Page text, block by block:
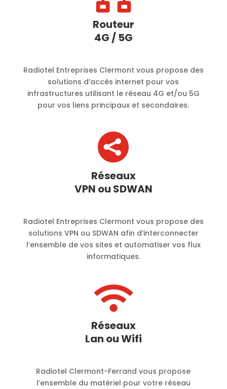
Routeur
4G / 5G
Radiotel Entreprises Clermont vous propose des
solutions d’accès internet pour vos
infrastructures utilisant le réseau 4G et/ou 5G
pour vos liens principaux et secondaires.

Réseaux
VPN ou SDWAN
Radiotel Entreprises Clermont vous propose des
solutions VPN ou SDWAN afin d’interconnecter
l’ensemble de vos sites et automatiser vos flux
informatiques.

Réseaux
Lan ou Wifi
Radiotel Clermont-Ferrand vous propose
l’ensemble du matériel pour votre réseau